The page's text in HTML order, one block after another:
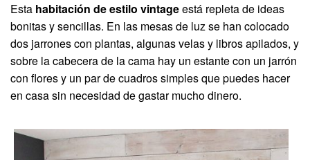
Esta habitación de estilo vintageestá repleta de ideas
bonitas y sencillas. En las mesas de luz se han colocado
dos jarrones con plantas, algunas velas y libros apilados, y
sobre la cabecera de la cama hay un estante con un jarrón
con flores y un par de cuadros simples que puedes hacer
en casa sin necesidad de gastar mucho dinero.